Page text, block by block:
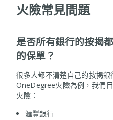
火險常見問題
是否所有銀行的按揭
的保單？
很多人都不清楚自己的按揭
OneDegree火險為例，我們
火險：
滙豐銀行